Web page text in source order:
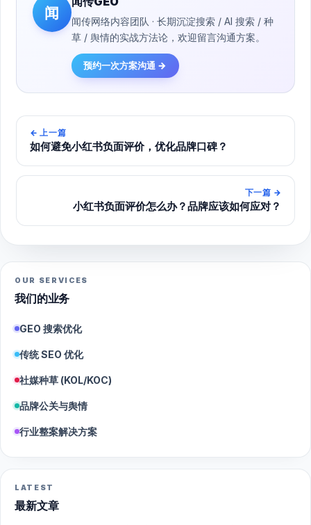
闻
闻传网络内容团队 · 长期沉淀搜索 / AI 搜索 / 种
草 / 舆情的实战方法论，欢迎留言沟通方案。
预约一次方案沟通 →
← 上一篇
如何避免小红书负面评价，优化品牌口碑？
下一篇 →
小红书负面评价怎么办？品牌应该如何应对？
OUR SERVICES
我们的业务
GEO 搜索优化
传统 SEO 优化
社媒种草 (KOL/KOC)
品牌公关与舆情
行业整案解决方案
LATEST
最新文章